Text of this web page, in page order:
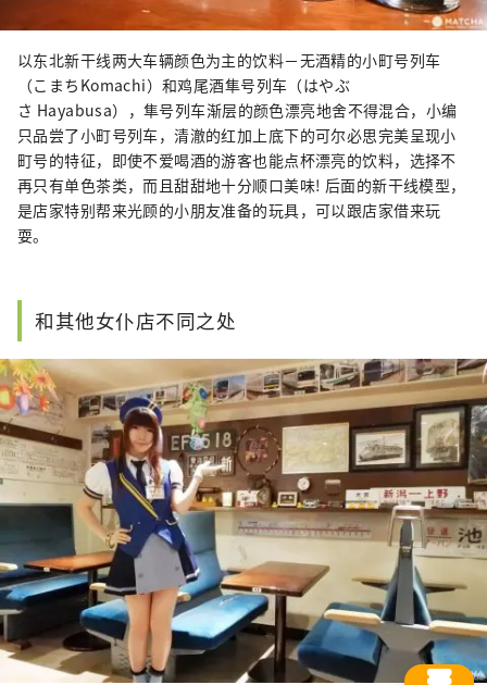
以东北新干线两大车辆颜色为主的饮料－无酒精的小町号列车
（こまちKomachi）和鸡尾酒隼号列车（はやぶ
さ Hayabusa），隼号列车渐层的颜色漂亮地舍不得混合，小编
只品尝了小町号列车，清澈的红加上底下的可尔必思完美呈现小
町号的特征，即使不爱喝酒的游客也能点杯漂亮的饮料，选择不
再只有单色茶类，而且甜甜地十分顺口美味! 后面的新干线模型，
是店家特别帮来光顾的小朋友准备的玩具，可以跟店家借来玩
耍。
和其他女仆店不同之处